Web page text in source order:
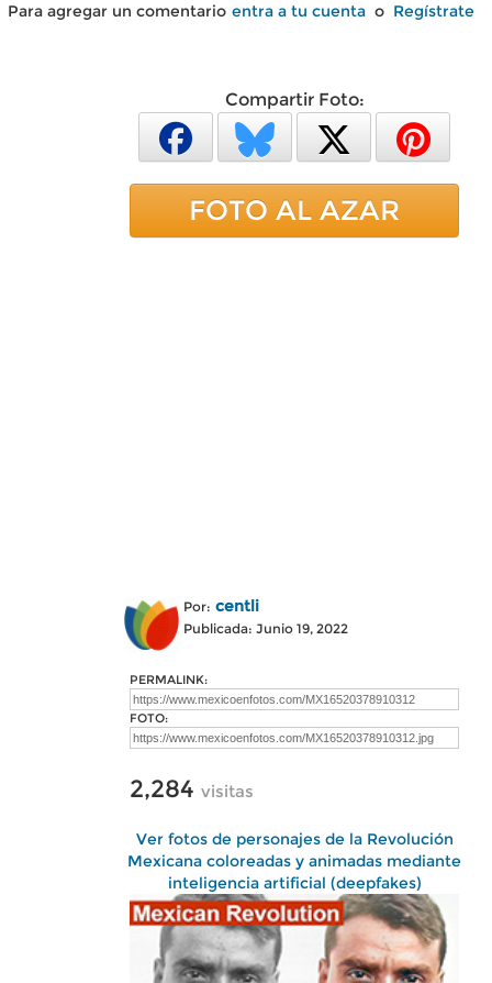
Para agregar un comentario entra a tu cuenta o Regístrate
Compartir Foto:
FOTO AL AZAR
Por: centli
Publicada: Junio 19, 2022
PERMALINK:
FOTO:
2,284 visitas
Ver fotos de personajes de la Revolución
Mexicana coloreadas y animadas mediante
inteligencia artificial (deepfakes)